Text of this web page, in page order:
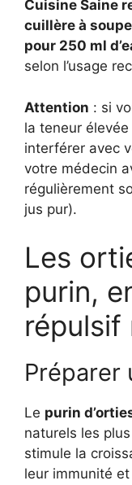
Cuisine Saine
cuillère à
pour 250 ml
selon l’usage
Attention : si
la teneur
interférer avec
votre médecin
régulièrement
jus pur).
Les
purin,
répulsif
Préparer
Le purin
naturels les
stimule la
leur immunité